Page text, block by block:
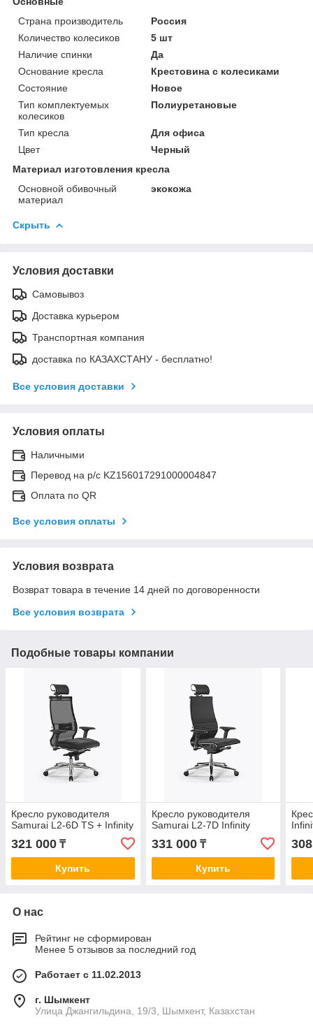
Страна производитель
Россия
Количество колесиков
5 шт
Наличие спинки
Да
Основание кресла
Крестовина с колесиками
Состояние
Новое
Тип комплектуемых
колесиков
Полиуретановые
Тип кресла
Для офиса
Цвет
Черный
Материал изготовления кресла
Основной обивочный
материал
экокожа
Скрыть
Условия доставки
Самовывоз
Доставка курьером
Транспортная компания
доставка по КАЗАХСТАНУ - бесплатно!
Все условия доставки
Условия оплаты
Наличными
Перевод на р/с KZ156017291000004847
Оплата по QR
Все условия оплаты
Условия возврата
Возврат товара в течение 14 дней по договоренности
Все условия возврата
Подобные товары компании
Кресло руководителя
Samurai L2-6D TS + Infinity
321 000 ₸
Купить
Кресло руководителя
Samurai L2-7D Infinity
331 000₸
Купить
О нас
Рейтинг не сформирован
Менее 5 отзывов за последний год
Работает с 11.02.2013
г. Шымкент
Улица Джангильдина, 19/3, Шымкент, Казахстан